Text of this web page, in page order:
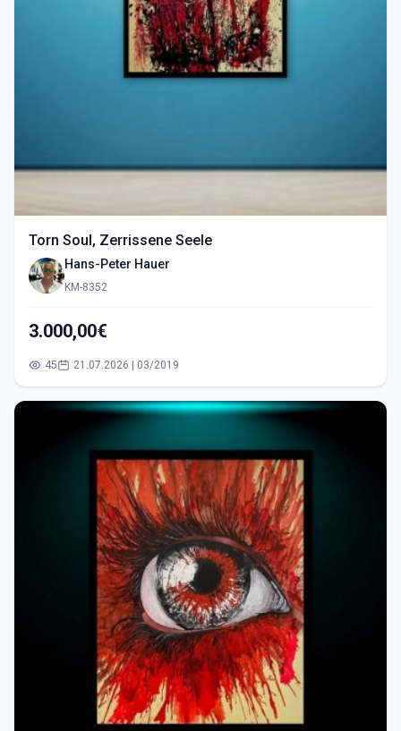
Torn Soul, Zerrissene Seele
Hans-Peter Hauer
KM-8352
3.000,00€
45 21.07.2026 | 03/2019